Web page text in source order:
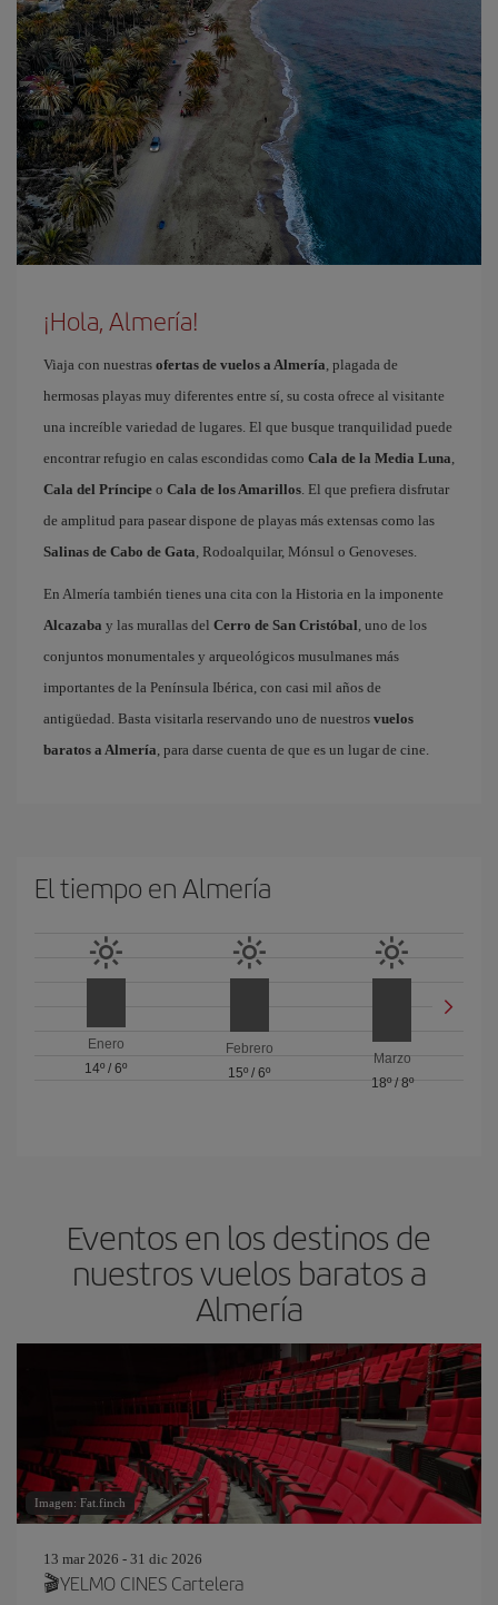
¡Hola, Almería!
Viaja con nuestras ofertas de vuelos a Almería , plagada de
hermosas playas muy diferentes entre sí, su costa ofrece al visitante
una increíble variedad de lugares. El que busque tranquilidad puede
encontrar refugio en calas escondidas como Cala de la Media Luna
Cala del Príncipe o Cala de los Amarillos . El que prefiera disfrutar
de amplitud para pasear dispone de playas más extensas como las
Salinas de Cabo de Gata , Rodoalquilar, Mónsul o Genoveses.
En Almería también tienes una cita con la Historia en la imponente
Alcazaba y las murallas del Cerro de San Cristóbal , uno de los
conjuntos monumentales y arqueológicos musulmanes más
importantes de la Península Ibérica, con casi mil años de
antigüedad. Basta visitarla reservando uno de nuestros vuelos
baratos a Almería , para darse cuenta de que es un lugar de cine.
El tiempo en Almería
Enero
14º /6º
Febrero
15º / 6º
Marzo
18º/ 8º
Eventos en los destinos de
nuestros vuelos baratos a
Almería
Imagen: Fat.finch
13 mar 2026 - 31 dic 2026
🎬YELMO CINES Cartelera